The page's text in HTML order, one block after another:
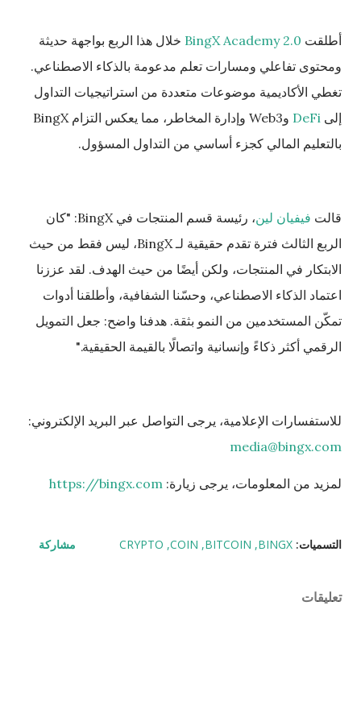
أطلقتBingX Academy 2.0خلال هذا الربع بواجهة حديثة
ومحتوى تفاعلي ومسارات تعلم مدعومة بالذكاء الاصطناعي.
تغطي الأكاديمية موضوعات متعددة من استراتيجيات التداول
إلى DeFi
وWeb3 وإدارة المخاطر، مما يعكس التزام BingX
بالتعليم المالي كجزء أساسي من التداول المسؤول.
قالتفيفيان لين
، رئيسة قسم المنتجات في BingX: "كان
الربع الثالث فترة تقدم حقيقية لـ BingX، ليس فقط من حيث
الابتكار في المنتجات، ولكن أيضًا من حيث الهدف. لقد عززنا
اعتماد الذكاء الاصطناعي، وحسّنا الشفافية، وأطلقنا أدوات
تمكّن المستخدمين من النمو بثقة. هدفنا واضح: جعل التمويل
الرقمي أكثر ذكاءً وإنسانية واتصالًا بالقيمة الحقيقية."
للاستفسارات الإعلامية، يرجى التواصل عبر البريد الإلكتروني:
media@bingx.com
لمزيد من المعلومات، يرجى زيارة:https://bingx.com
التسميات: BINGX
BITCOIN
COIN
CRYPTO مشاركة
تعليقات